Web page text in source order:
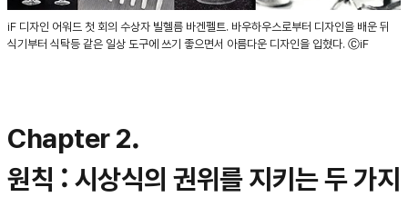
iF 디자인 어워드 첫 회의 수상자 빌헬름 바겐펠트. 바우하우스로부터 디자인을 배운 뒤
식기부터 식탁등 같은 일상 도구에 쓰기 좋으면서 아름다운 디자인을 입혔다. ⒸiF
Chapter 2.
원칙 : 시상식의 권위를 지키는 두 가지